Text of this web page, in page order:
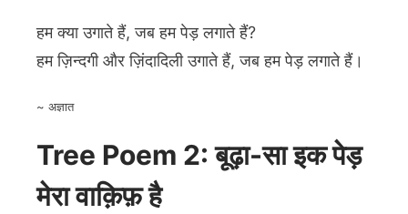
हम क्या उगाते हैं, जब हम पेड़ लगाते हैं?
हम ज़िन्दगी और ज़िंदादिली उगाते हैं, जब हम पेड़ लगाते हैं।
~ अज्ञात
Tree Poem 2: बूढ़ा-सा इक पेड़
मेरा वाक़िफ़ है